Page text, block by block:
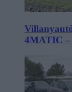
4MATIC –